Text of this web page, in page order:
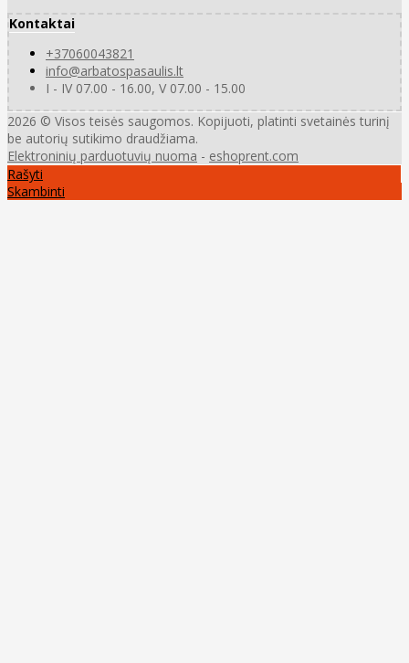
Kontaktai
+37060043821
info@arbatospasaulis.lt
I - IV 07.00 - 16.00, V 07.00 - 15.00
2026 © Visos teisės saugomos. Kopijuoti, platinti svetainės turinį
be autorių sutikimo draudžiama.
Elektroninių parduotuvių nuoma - eshoprent.com
Rašyti
Skambinti